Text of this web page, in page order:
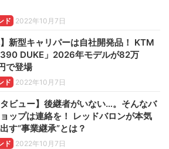
ド 2022年10月7日
】新型キャリパーは自社開発品！ KTM
DUKE」2026年モデルが82万
で登場
ド 2022年10月7日
タビュー】後継者がいない…。そんなバ
ップは連絡を！ レッドバロンが本気
す“事業継承”とは？
ド 2022年10月7日